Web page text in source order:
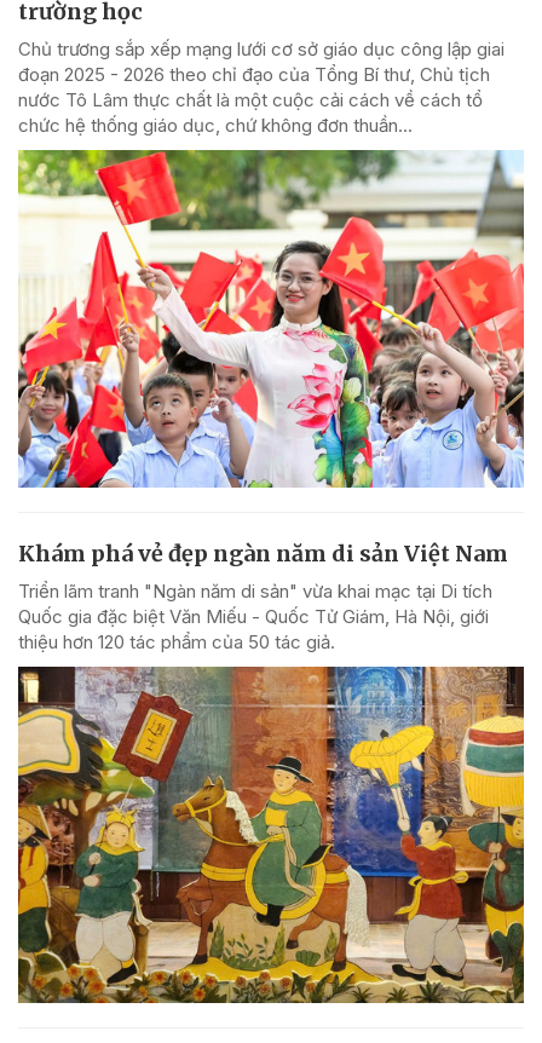
trường học
Chủ trương sắp xếp mạng lưới cơ sở giáo dục công lập giai
đoạn 2025 - 2026 theo chỉ đạo của Tổng Bí thư, Chủ tịch
nước Tô Lâm thực chất là một cuộc cải cách về cách tổ
chức hệ thống giáo dục, chứ không đơn thuần...
Khám phá vẻ đẹp ngàn năm di sản Việt Nam
Triển lãm tranh "Ngàn năm di sản" vừa khai mạc tại Di tích
Quốc gia đặc biệt Văn Miếu - Quốc Tử Giám, Hà Nội, giới
thiệu hơn 120 tác phẩm của 50 tác giả.